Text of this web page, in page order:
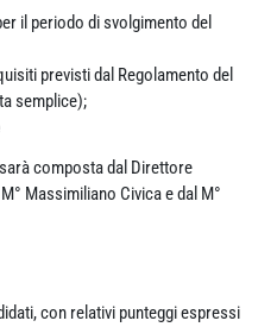
il periodo di svolgimento del
previsti dal Regolamento del
semplice);
composta dal Direttore
Massimiliano Civica e dal M°
con relativi punteggi espressi